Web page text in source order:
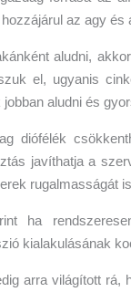
az agy és
aludni,
el, ugyanis
aludni és
diófélék
javíthatja a
rugalmasságát
ha
kialakulásának
arra világított rá,